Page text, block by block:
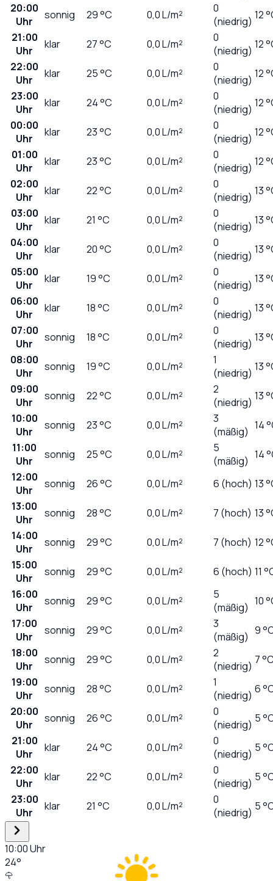
20:00
Uhr
sonnig 29°C 0,0L/m²
0
(niedrig) 12
21:00
Uhr
klar 27°C 0,0L/m²
0
(niedrig) 12
22:00
Uhr
klar 25°C 0,0L/m²
0
(niedrig) 12
23:00
Uhr
klar 24°C 0,0L/m²
0
(niedrig) 12
00:00
Uhr
klar 23°C 0,0L/m²
0
(niedrig) 12
01:00
Uhr
klar 23°C 0,0L/m²
0
(niedrig) 12
02:00
Uhr
klar 22°C 0,0L/m²
0
(niedrig) 13
03:00
Uhr
klar 21 °C 0,0L/m²
0
(niedrig) 13
04:00
Uhr
klar 20°C 0,0L/m²
0
(niedrig) 13
05:00
Uhr
klar 19°C 0,0L/m²
0
(niedrig) 13
06:00
Uhr
klar 18°C 0,0L/m²
0
(niedrig) 13
07:00
Uhr
sonnig 18°C 0,0L/m²
0
(niedrig) 13
08:00
Uhr
sonnig 19°C 0,0L/m²
1
(niedrig) 13
09:00
Uhr
sonnig 22°C 0,0L/m²
2
(niedrig) 13
10:00
Uhr
sonnig 23°C 0,0L/m²
3
(mäßig) 14
11:00
Uhr
sonnig 25°C 0,0L/m²
5
(mäßig) 14
12:00
Uhr
sonnig 26°C 0,0L/m² 6 (hoch) 13
13:00
Uhr
sonnig 28°C 0,0L/m² 7 (hoch) 13
14:00
Uhr
sonnig 29°C 0,0L/m² 7 (hoch) 12
15:00
Uhr
sonnig 29°C 0,0L/m² 6 (hoch) 11
16:00
Uhr
sonnig 29°C 0,0L/m²
5
(mäßig) 10
17:00
Uhr
sonnig 29°C 0,0L/m²
3
(mäßig) 9
18:00
Uhr
sonnig 29°C 0,0L/m²
2
(niedrig) 7
19:00
Uhr
sonnig 28°C 0,0L/m²
1
(niedrig) 6
20:00
Uhr
sonnig 26°C 0,0L/m²
0
(niedrig) 5
21:00
Uhr
klar 24°C 0,0L/m²
0
(niedrig) 5
22:00
Uhr
klar 22°C 0,0L/m²
0
(niedrig) 5
23:00
Uhr
klar 21 °C 0,0L/m²
0
(niedrig) 5
10:00Uhr
24°